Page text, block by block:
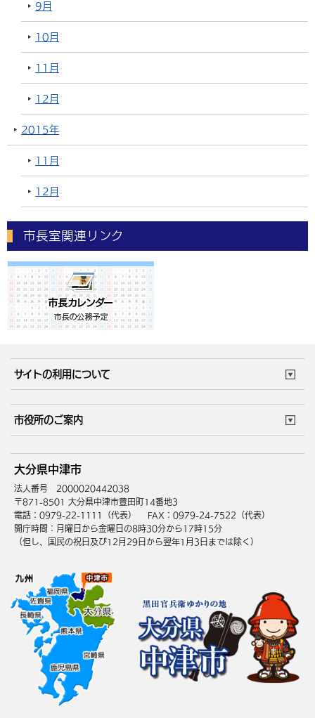
9月
10月
11月
12月
2015年
11月
12月
市長室関連リンク
サイトの利用について
サイトマップ
市役所のご案内
庁舎地図 組織案内
中津市へのアクセス
大分県中津市
法人番号 2000020442038
〒871-8501 大分県中津市豊田町14番地3
電話：0979-22-1111（代表）
FAX：0979-24-7522（代表）
開庁時間：月曜日から金曜日の8時30分から17時15分
（但し、国民の祝日及び12月29日から翌年1月3日までは除く）